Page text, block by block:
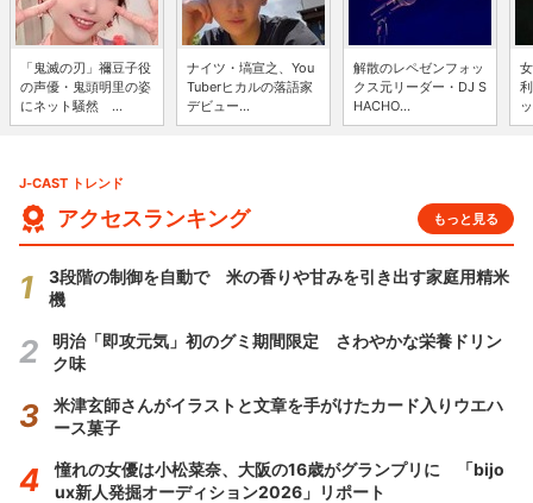
「鬼滅の刃」禰豆子役
の声優・鬼頭明里の姿
にネット騒然 ...
ナイツ・塙宣之、You
Tuberヒカルの落語家
デビュー...
解散のレペゼンフォッ
クス元リーダー・DJ S
HACHO...
J-CAST トレンド
アクセスランキング もっと見る
3段階の制御を自動で 米の香りや甘みを引き出す家庭用精米
機
明治「即攻元気」初のグミ期間限定 さわやかな栄養ドリン
ク味
米津玄師さんがイラストと文章を手がけたカード入りウエハ
ース菓子
憧れの女優は小松菜奈、大阪の16歳がグランプリに 「bijo
ux新人発掘オーディション2026」リポート